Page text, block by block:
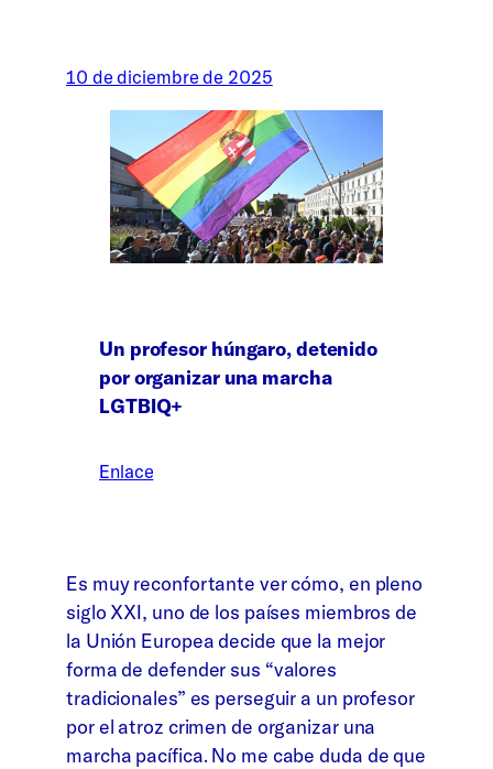
10 de diciembre de 2025
Un profesor húngaro, detenido
por organizar una marcha
LGTBIQ+
Enlace
Es muy reconfortante ver cómo, en pleno
siglo XXI, uno de los países miembros de
la Unión Europea decide que la mejor
forma de defender sus “valores
tradicionales” es perseguir a un profesor
por el atroz crimen de organizar una
marcha pacífica. No me cabe duda de que